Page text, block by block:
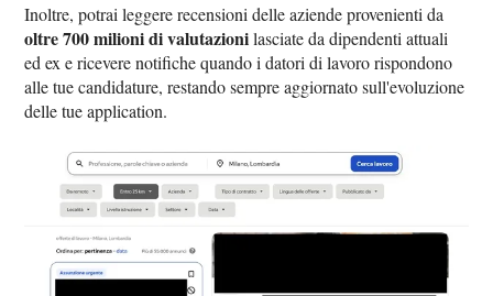
Inoltre, potrai leggere recensioni delle aziende provenienti da
oltre 700 milioni di valutazionilasciate da dipendenti attuali
ed ex e ricevere notifiche quando i datori di lavoro rispondono
alle tue candidature, restando sempre aggiornato sull'evoluzione
delle tue application.